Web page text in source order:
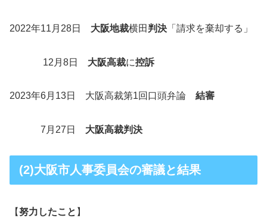
2022年11月28日 大阪地裁横田 判決 「請求を棄却する」
12月8日 大阪高裁に控訴
2023年6月13日 大阪高裁第1回口頭弁論 結審
7月27日 大阪高裁判決
(2)大阪市人事委員会の審議と結果
【努力したこと 】